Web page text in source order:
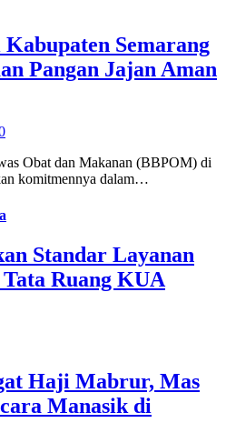
Semarang
Pangan Jajan Aman
Obat dan Makanan (BBPOM) di
komitmennya dalam…
Standar Layanan
Ruang KUA
Haji Mabrur, Mas
Manasik di